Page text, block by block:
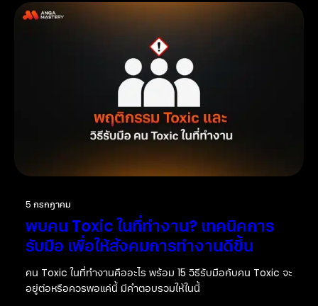
5 กรกฎาคม
พบคน Toxic ในที่ทำงาน? เทคนิคการ
รับมือ เพื่อให้สังคมการทำงานดีขึ้น
คน Toxic ในที่ทำงานคืออะไร พร้อม 15 วิธีรับมือกับคน Toxic จะ
อยู่ต่อหรือควรพอแค่นี้ มีคำตอบรวมให้ในนี้